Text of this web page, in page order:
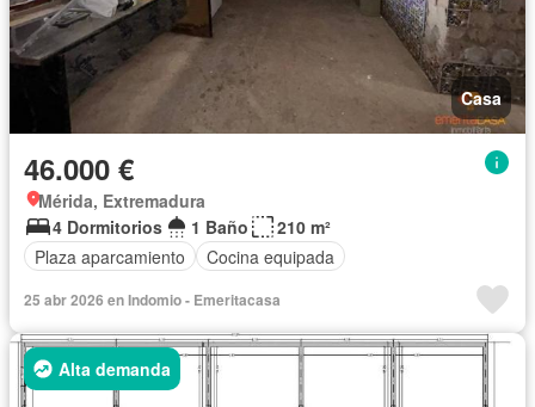
Casa
46.000 €
Mérida, Extremadura
4 Dormitorios
1 Baño
210 m²
Plaza aparcamiento
Cocina equipada
25 abr 2026 en Indomio - Emeritacasa
Alta demanda